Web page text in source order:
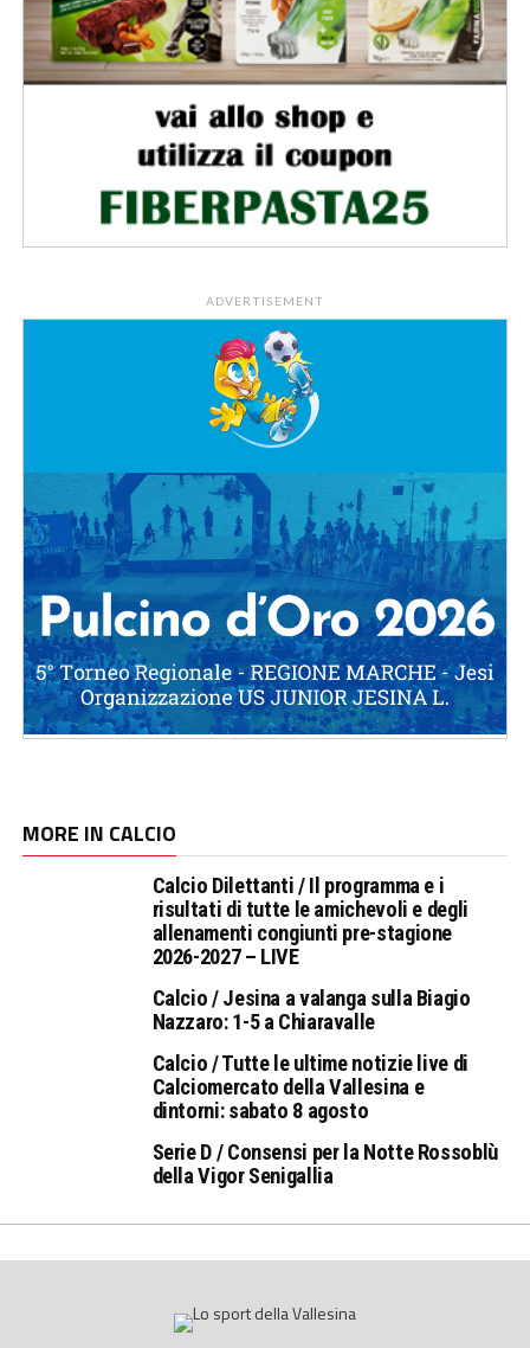
ADVERTISEMENT
MORE IN CALCIO
Calcio Dilettanti / Il programma e i
risultati di tutte le amichevoli e degli
allenamenti congiunti pre-stagione
2026-2027 – LIVE
Calcio / Jesina a valanga sulla Biagio
Nazzaro: 1-5 a Chiaravalle
Calcio / Tutte le ultime notizie live di
Calciomercato della Vallesina e
dintorni: sabato 8 agosto
Serie D / Consensi per la Notte Rossoblù
della Vigor Senigallia